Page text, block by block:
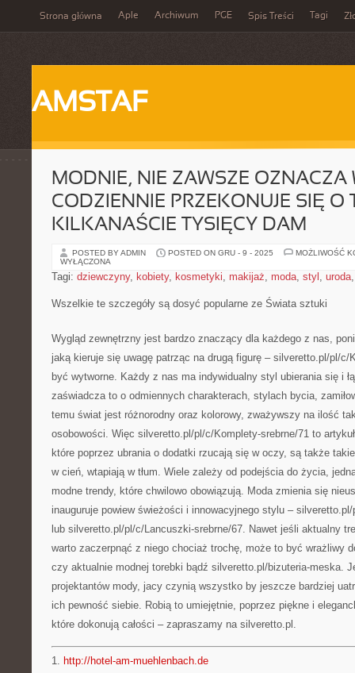
Strona główna Aple Archiwum PGE Spis Treści Tagi
AMSTAF
MODNIE, NIE ZAWSZE OZNACZA
CODZIENNIE PRZEKONUJE SIĘ O
KILKANAŚCIE TYSIĘCY DAM
POSTED BY ADMIN POSTED ON GRU - 9 - 2025
MOŻLIWOŚĆ
WYŁĄCZONA
Tagi: dziewczyny, kobiety, kosmetyki, makijaż, moda, styl , uroda
Wszelkie te szczegóły są dosyć popularne ze Świata sztuki
Wygląd zewnętrzny jest bardzo znaczący dla każdego z nas,
jaką kieruje się uwagę patrząc na drugą figurę – silveretto.pl/pl/c/
być wytworne. Każdy z nas ma indywidualny styl ubierania się i
zaświadcza to o odmiennych charakterach, stylach bycia,
temu świat jest różnorodny oraz kolorowy, zważywszy na ilość
osobowości. Więc silveretto.pl/pl/c/Komplety-srebrne/71 to
które poprzez ubrania o dodatki rzucają się w oczy, są także
w cień, wtapiają w tłum. Wiele zależy od podejścia do życia,
modne trendy, które chwilowo obowiązują. Moda zmienia się
inauguruje powiew świeżości i innowacyjnego stylu –
lub silveretto.pl/pl/c/Lancuszki-srebrne/67. Nawet jeśli aktualny
warto zaczerpnąć z niego chociaż trochę, może to być wrażliwy
czy aktualnie modnej torebki bądź silveretto.pl/bizuteria-meska.
projektantów mody, jacy czynią wszystko by jeszcze bardziej
ich pewność siebie. Robią to umiejętnie, poprzez piękne i
które dokonują całości – zapraszamy na silveretto.pl.
1. http://hotel-am-muehlenbach.de